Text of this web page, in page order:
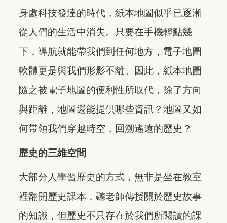
身處科技發達的時代，紙本地圖似乎已逐漸
從人們的生活中消失。只要在手機輕點幾
下，導航就能帶我們到任何地方，電子地圖
軟體更是與我們形影不離。因此，紙本地圖
隨之被電子地圖的便利性所取代，除了方向
與距離，地圖還能提供哪些資訊？地圖又如
何帶領我們穿越時空，回溯遙遠的歷史？
歷史的三維空間
大部分人學習歷史的方式，無非是坐在教室
裡翻開歷史課本，聽老師傳授關於歷史故事
的知識，但歷史不只存在於我們所閱讀的課